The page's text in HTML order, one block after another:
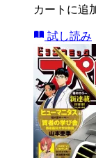
カートに追
試し読み